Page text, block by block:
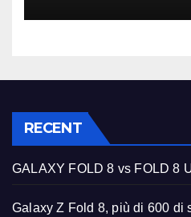
RECENT
GALAXY FOLD 8 vs FOLD 8
Galaxy Z Fold 8, più di 600